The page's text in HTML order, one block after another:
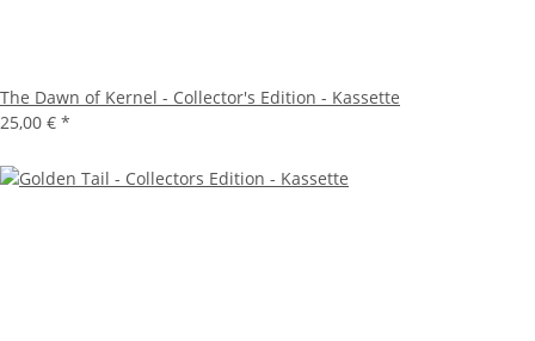
The Dawn of Kernel - Collector's Edition - Kassette
25,00 € *